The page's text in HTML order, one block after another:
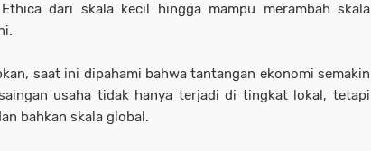
dari skala kecil hingga mampu merambah skala
saat ini dipahami bahwa tantangan ekonomi semakin
usaha tidak hanya terjadi di tingkat lokal, tetapi
bahkan skala global.